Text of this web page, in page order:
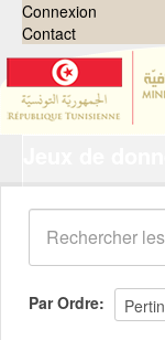
Connexion
Contact
Organisations
Groupes
Demandes 0
À propos
Par Ordre